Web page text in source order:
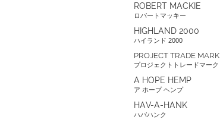
ROBERT MACKIE
ロバートマッキー
HIGHLAND 2000
ハイランド 2000
PROJECT TRADE MARK
プロジェクトトレードマーク
A HOPE HEMP
ア ホープ ヘンプ
HAV-A-HANK
ハバハンク